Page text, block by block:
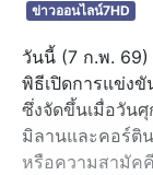
ข่าวออนไลน์7HD
วันนี้ (7 ก.พ.
พิธีเปิดการแข่ง
ซึ่งจัดขึ้นเมื่อวัน
มิลานและคอร์ติ
หรือความสามัค